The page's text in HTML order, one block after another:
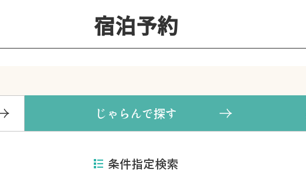
宿泊予約
じゃらんで探す
条件指定検索